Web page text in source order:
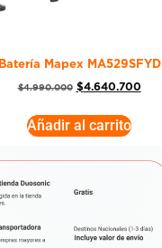
Batería Mapex MA529SFYD
$4.990.000 $4.640.700
Añadir al carrito